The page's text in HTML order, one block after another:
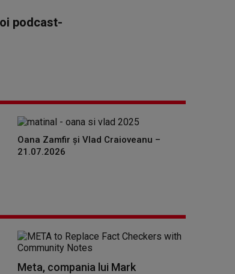
podcast-
Oana Zamfir și Vlad Craioveanu –
21.07.2026
Meta, compania lui Mark